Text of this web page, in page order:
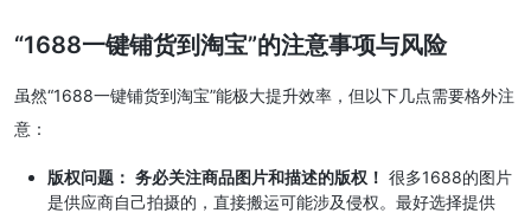
“1688一键铺货到淘宝”的注意事项与风险
虽然“1688一键铺货到淘宝”能极大提升效率，但以下几点需要格外注
意：
版权问题： 务必关注商品图片和描述的版权！ 很多1688的图片
是供应商自己拍摄的，直接搬运可能涉及侵权。最好选择提供